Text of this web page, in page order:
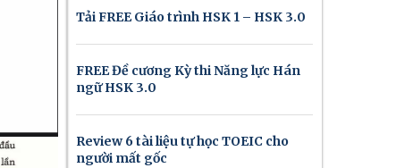
Tải FREE Giáo trình HSK 1 – HSK 3.0
FREE Đề cương Kỳ thi Năng lực Hán
ngữ HSK 3.0
Review 6 tài liệu tự học TOEIC cho
người mất gốc